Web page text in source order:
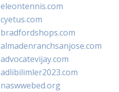
eleontennis.com
cyetus.com
bradfordshops.com
almadenranchsanjose.com
advocatevijay.com
adlibilimler2023.com
naswwebed.org